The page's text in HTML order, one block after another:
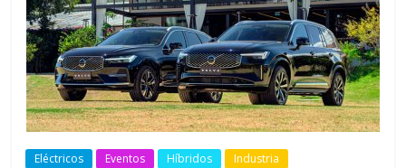
Eléctricos Eventos Híbridos Industria